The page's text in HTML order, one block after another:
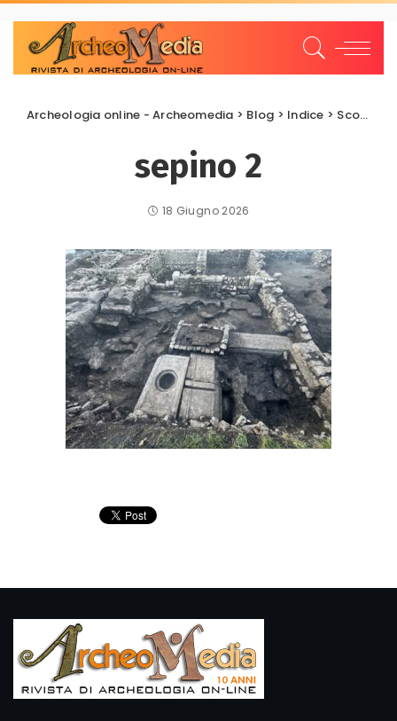
Archeologia online - Archeomedia > Blog > Indice > Scoperte e scavi
sepino 2
18 Giugno 2026